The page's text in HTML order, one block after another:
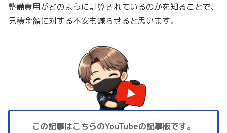
整備費用がどのように計算されているのかを知ることで、
見積金額に対する不安も減らせると思います。
この記事はこちらのYouTubeの記事版です。